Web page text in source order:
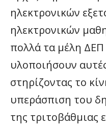
ηλεκτρονικών
ηλεκτρονικών
πολλά τα μέλη
υλοποιήσουν
στηρίζοντας το
υπεράσπιση του
της τριτοβάθμιας